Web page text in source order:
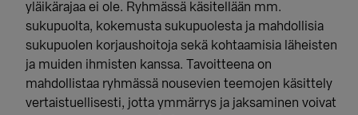
yläikärajaa ei ole. Ryhmässä käsitellään mm.
sukupuolta, kokemusta sukupuolesta ja mahdollisia
sukupuolen korjaushoitoja sekä kohtaamisia läheisten
ja muiden ihmisten kanssa. Tavoitteena on
mahdollistaa ryhmässä nousevien teemojen käsittely
vertaistuellisesti, jotta ymmärrys ja jaksaminen voivat